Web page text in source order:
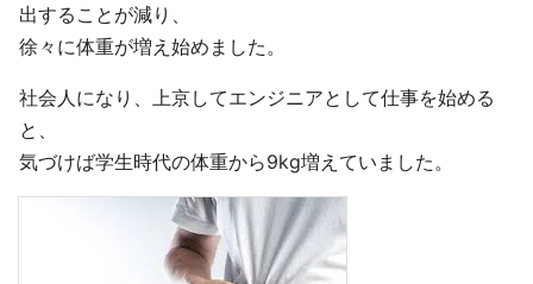
出することが減り、
徐々に体重が増え始めました。
社会人になり、上京してエンジニアとして仕事を始める
と、
気づけば学生時代の体重から9kg増えていました。